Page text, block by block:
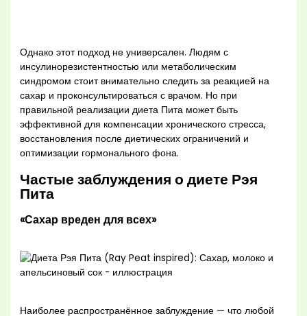
Однако этот подход не универсален. Людям с
инсулинорезистентностью или метаболическим
синдромом стоит внимательно следить за реакцией на
сахар и проконсультироваться с врачом. Но при
правильной реализации диета Пита может быть
эффективной для компенсации хронического стресса,
восстановления после диетических ограничений и
оптимизации гормонального фона.
Частые заблуждения о диете Рэя
Пита
«Сахар вреден для всех»
Наиболее распространённое заблуждение — что любой